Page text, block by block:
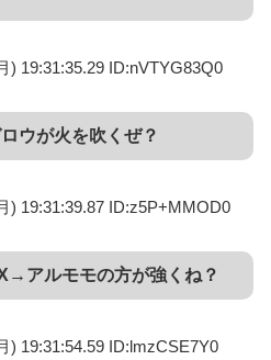
) 19:31:35.29 ID:nVTYG83Q0
ウが火を吹くぜ？
) 19:31:39.87 ID:z5P+MMOD0
アルモモの方が強くね？
) 19:31:54.59 ID:lmzCSE7Y0